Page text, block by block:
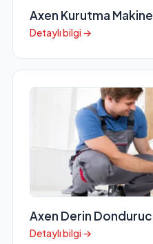
Axen Kurutma
Detaylı bilgi →
Axen Derin
Detaylı bilgi →